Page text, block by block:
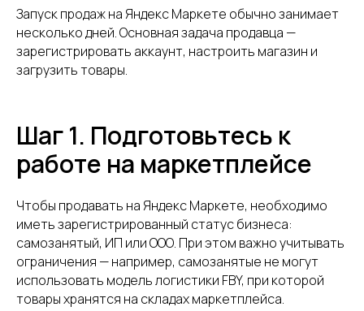
Запуск продаж на Яндекс Маркете обычно занимает
несколько дней. Основная задача продавца —
зарегистрировать аккаунт, настроить магазин и
загрузить товары.
Шаг 1. Подготовьтесь к
работе на маркетплейсе
Чтобы продавать на Яндекс Маркете, необходимо
иметь зарегистрированный статус бизнеса:
самозанятый, ИП или ООО. При этом важно учитывать
ограничения — например, самозанятые не могут
использовать модель логистики FBY, при которой
товары хранятся на складах маркетплейса.